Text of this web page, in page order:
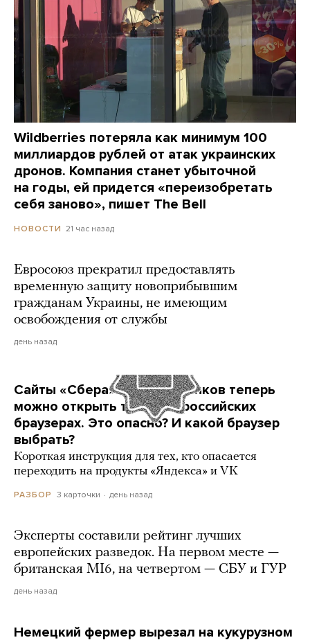
Wildberries потеряла как минимум 100
миллиардов рублей от атак украинских
дронов. Компания станет убыточной
на годы, ей придется «переизобретать
себя заново», пишет The Bell
НОВОСТИ 21 час назад
Евросоюз прекратил предоставлять
временную защиту новоприбывшим
гражданам Украины, не имеющим
освобождения от службы
день назад
Сайты «Сбера» и других банков теперь
можно открыть только в российских
браузерах. Это опасно? И какой браузер
выбрать?
Короткая инструкция для тех, кто опасается
переходить на продукты «Яндекса» и VK
РАЗБОР 3 карточки день назад
Эксперты составили рейтинг лучших
европейских разведок. На первом месте —
британская MI6, на четвертом — СБУ и ГУР
день назад
Немецкий фермер вырезал на кукурузном